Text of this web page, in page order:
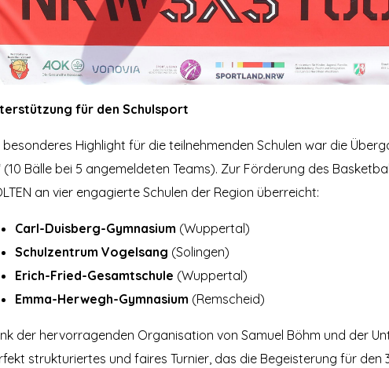
für den Schulsport
besonderes Highlight für die teilnehmenden Schulen war die
(10 Bälle bei 5 angemeldeten Teams). Zur Förderung des
an vier engagierte Schulen der Region überreicht:
Carl-Duisberg-Gymnasium (Wuppertal)
Schulzentrum Vogelsang (Solingen)
Erich-Fried-Gesamtschule (Wuppertal)
Emma-Herwegh-Gymnasium (Remscheid)
der hervorragenden Organisation von Samuel Böhm und der
strukturiertes und faires Turnier, das die Begeisterung für den